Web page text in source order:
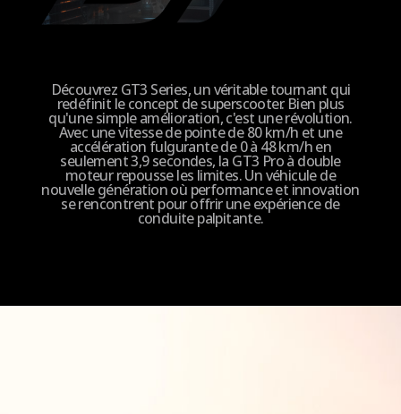
Découvrez GT3 Series, un véritable tournant qui
redéfinit le concept de superscooter. Bien plus
qu'une simple amélioration, c'est une révolution.
Avec une vitesse de pointe de 80 km/h et une
accélération fulgurante de 0 à 48 km/h en
seulement 3,9 secondes, la GT3 Pro à double
moteur repousse les limites. Un véhicule de
nouvelle génération où performance et innovation
se rencontrent pour offrir une expérience de
conduite palpitante.
Freins
Double frein hydraulique